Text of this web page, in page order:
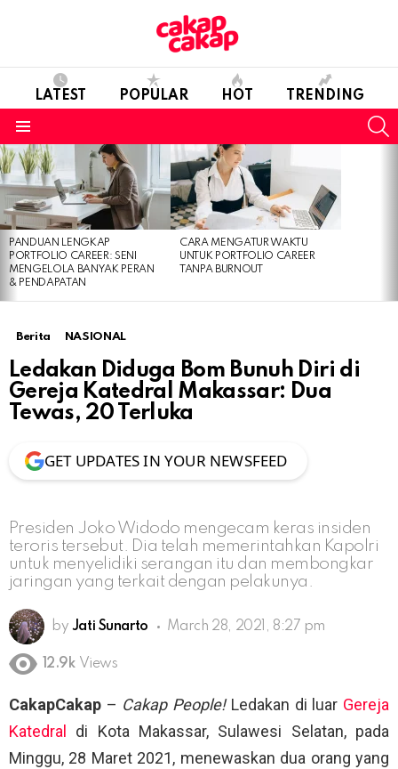
LATEST POPULAR HOT TRENDING
LATEST
STORIES
PANDUAN LENGKAP
PORTFOLIO CAREER: SENI
MENGELOLA BANYAK PERAN
& PENDAPATAN
CARA MENGATUR WAKTU
UNTUK PORTFOLIO CAREER
TANPA BURNOUT
Berita NASIONAL
Ledakan Diduga Bom Bunuh Diri di
Gereja Katedral Makassar: Dua
Tewas, 20 Terluka
GET UPDATES IN YOUR NEWSFEED
Presiden Joko Widodo mengecam keras insiden
teroris tersebut. Dia telah memerintahkan Kapolri
untuk menyelidiki serangan itu dan membongkar
jaringan yang terkait dengan pelakunya.
by Jati Sunarto March 28, 2021, 8:27 pm
12.9k Views
CakapCakap – Cakap People!Ledakan di luar Gereja
Katedral
di Kota Makassar, Sulawesi Selatan, pada
Minggu, 28 Maret 2021, menewaskan dua orang yang